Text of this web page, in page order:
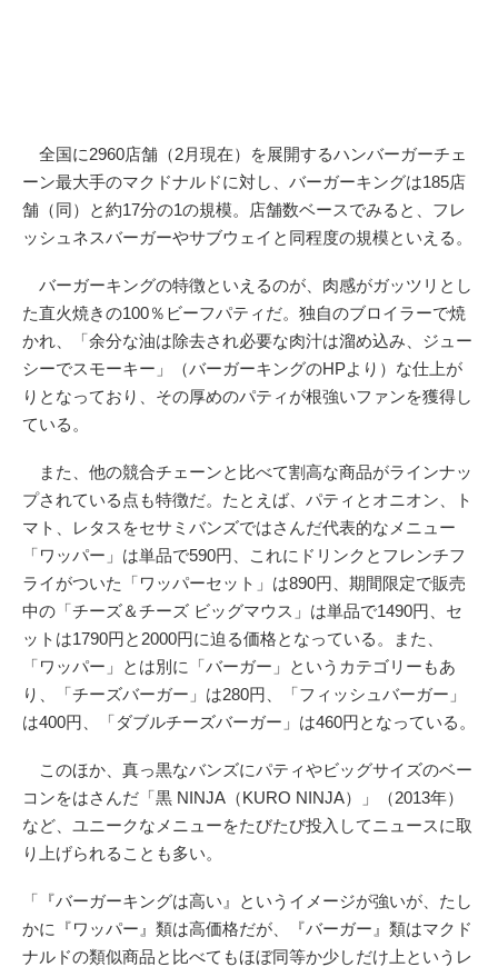
全国に2960店舗（2月現在）を展開するハンバーガーチェ
ーン最大手のマクドナルドに対し、バーガーキングは185店
舗（同）と約17分の1の規模。店舗数ベースでみると、フレ
ッシュネスバーガーやサブウェイと同程度の規模といえる。
バーガーキングの特徴といえるのが、肉感がガッツリとし
た直火焼きの100％ビーフパティだ。独自のブロイラーで焼
かれ、「余分な油は除去され必要な肉汁は溜め込み、ジュー
シーでスモーキー」（バーガーキングのHPより）な仕上が
りとなっており、その厚めのパティが根強いファンを獲得し
ている。
また、他の競合チェーンと比べて割高な商品がラインナッ
プされている点も特徴だ。たとえば、パティとオニオン、ト
マト、レタスをセサミバンズではさんだ代表的なメニュー
「ワッパー」は単品で590円、これにドリンクとフレンチフ
ライがついた「ワッパーセット」は890円、期間限定で販売
中の「チーズ＆チーズ ビッグマウス」は単品で1490円、セ
ットは1790円と2000円に迫る価格となっている。また、
「ワッパー」とは別に「バーガー」というカテゴリーもあ
り、「チーズバーガー」は280円、「フィッシュバーガー」
は400円、「ダブルチーズバーガー」は460円となっている。
このほか、真っ黒なバンズにパティやビッグサイズのベー
コンをはさんだ「黒 NINJA（KURO NINJA）」（2013年）
など、ユニークなメニューをたびたび投入してニュースに取
り上げられることも多い。
「『バーガーキングは高い』というイメージが強いが、たし
かに『ワッパー』類は高価格だが、『バーガー』類はマクド
ナルドの類似商品と比べてもほぼ同等か少しだけ上というレ